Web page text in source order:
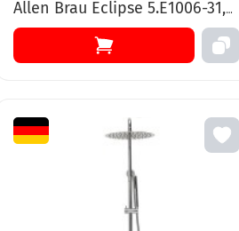
Allen Brau Eclipse 5.E1006-31,
черный матовый